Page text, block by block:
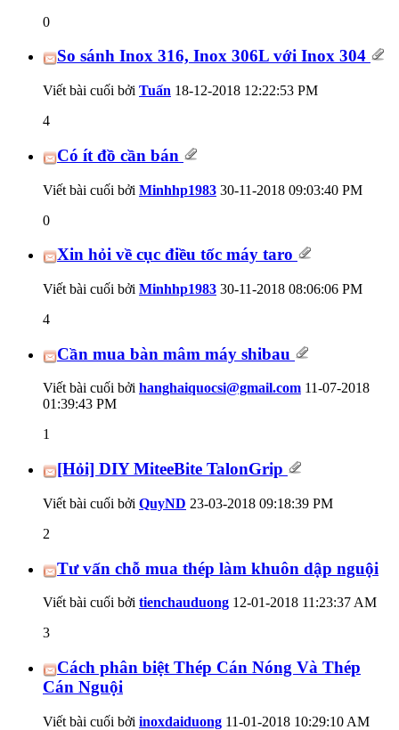
0
So sánh Inox 316, Inox 306L với Inox 304
Viết bài cuối bởi Tuấn 18-12-2018 12:22:53 PM
4
Có ít đồ cần bán
Viết bài cuối bởi Minhhp1983 30-11-2018 09:03:40 PM
0
Xin hỏi về cục điều tốc máy taro
Viết bài cuối bởi Minhhp1983 30-11-2018 08:06:06 PM
4
Cần mua bàn mâm máy shibau
Viết bài cuối bởi hanghaiquocsi@gmail.com 11-07-2018
01:39:43 PM
1
[Hỏi] DIY MiteeBite TalonGrip
Viết bài cuối bởi QuyND 23-03-2018 09:18:39 PM
2
Tư vấn chỗ mua thép làm khuôn dập nguội
Viết bài cuối bởi tienchauduong 12-01-2018 11:23:37 AM
3
Cách phân biệt Thép Cán Nóng Và Thép
Cán Nguội
Viết bài cuối bởi inoxdaiduong 11-01-2018 10:29:10 AM